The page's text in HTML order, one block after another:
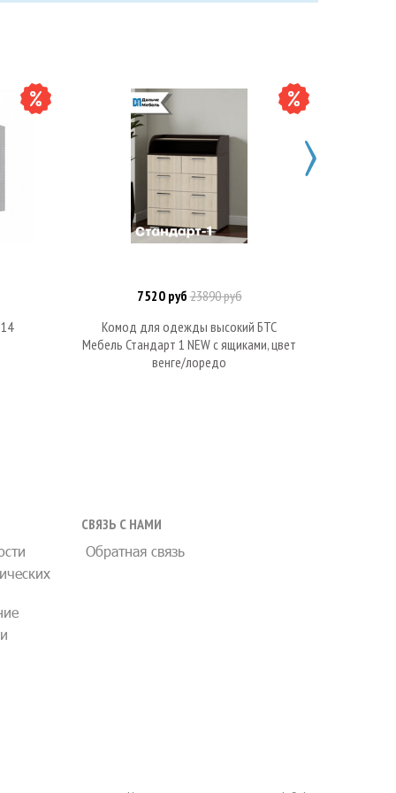
В корзину
7520 руб23890 руб
Комод для одежды высокий БТС
Мебель Стандарт 1 NEW с ящиками, цвет
венге/лоредо
СВЯЗЬ С НАМИ
Обратная связь